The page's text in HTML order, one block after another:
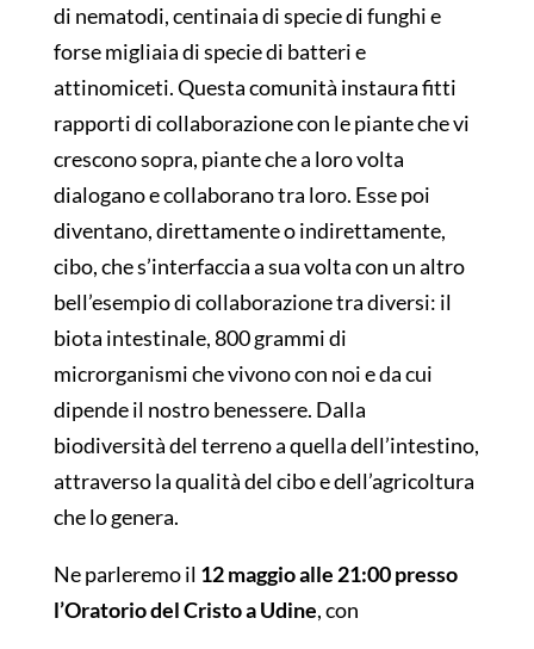
di nematodi, centinaia di specie di funghi e
forse migliaia di specie di batteri e
attinomiceti. Questa comunità instaura fitti
rapporti di collaborazione con le piante che vi
crescono sopra, piante che a loro volta
dialogano e collaborano tra loro. Esse poi
diventano, direttamente o indirettamente,
cibo, che s’interfaccia a sua volta con un altro
bell’esempio di collaborazione tra diversi: il
biota intestinale, 800 grammi di
microrganismi che vivono con noi e da cui
dipende il nostro benessere. Dalla
biodiversità del terreno a quella dell’intestino,
attraverso la qualità del cibo e dell’agricoltura
che lo genera.
Ne parleremo il 12 maggio alle 21:00 presso
l’Oratorio del Cristo a Udine, con